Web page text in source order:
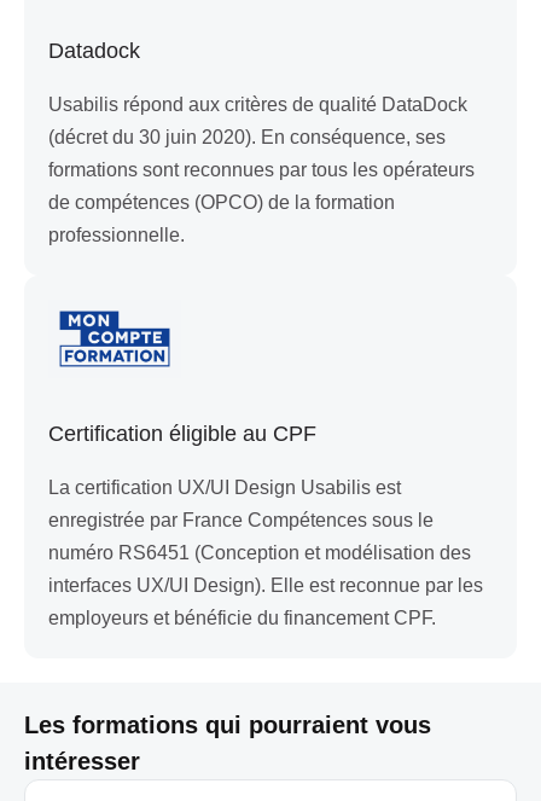
Datadock
Usabilis répond aux critères de qualité DataDock
(décret du 30 juin 2020). En conséquence, ses
formations sont reconnues par tous les opérateurs
de compétences (OPCO) de la formation
professionnelle.
Certification éligible au CPF
La certification UX/UI Design Usabilis est
enregistrée par France Compétences sous le
numéro RS6451 (Conception et modélisation des
interfaces UX/UI Design). Elle est reconnue par les
employeurs et bénéficie du financement CPF.
Les formations qui pourraient vous
intéresser